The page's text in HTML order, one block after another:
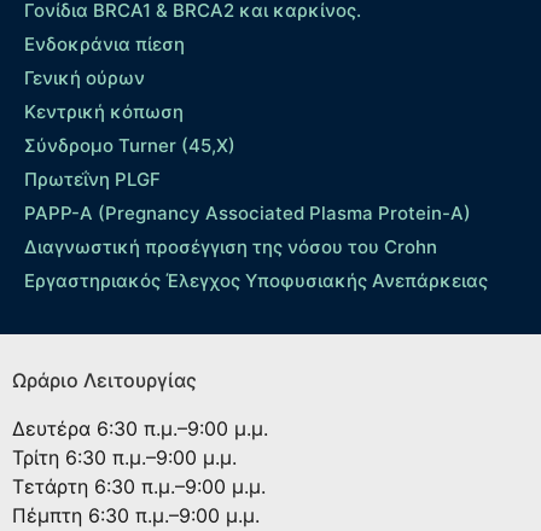
Γονίδια BRCA1 & BRCA2 και καρκίνος.
Ενδοκράνια πίεση
Γενική ούρων
Κεντρική κόπωση
Σύνδρομο Turner (45,X)
Πρωτεΐνη PLGF
PAPP-A (Pregnancy Associated Plasma Protein-A)
Διαγνωστική προσέγγιση της νόσου του Crohn
Εργαστηριακός Έλεγχος Υποφυσιακής Ανεπάρκειας
Ωράριο Λειτουργίας
Δευτέρα 6:30 π.μ.–9:00 μ.μ.
Τρίτη 6:30 π.μ.–9:00 μ.μ.
Τετάρτη 6:30 π.μ.–9:00 μ.μ.
Πέμπτη 6:30 π.μ.–9:00 μ.μ.